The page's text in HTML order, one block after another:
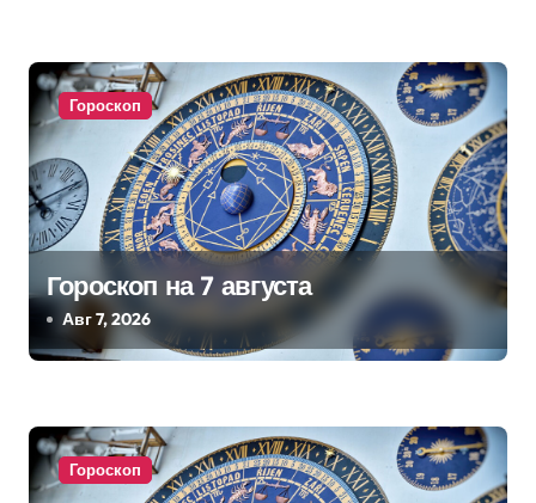
а
п
и
с
я
м
Гороскоп
Гороскоп на 7 августа
Авг 7, 2026
Гороскоп